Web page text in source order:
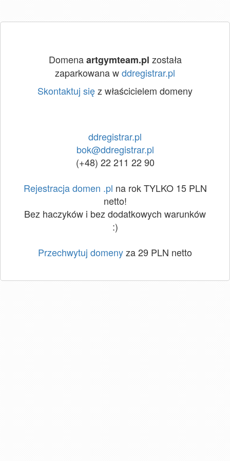
Domenaartgymteam.pl została
zaparkowana wddregistrar.pl
Skontaktuj sięz właścicielem domeny
ddregistrar.pl
bok@ddregistrar.pl
(+48) 22 211 22 90
Rejestracja domen .pl na rok TYLKO 15 PLN
netto!
Bez haczyków i bez dodatkowych warunków
:)
Przechwytuj domenyza 29 PLN netto